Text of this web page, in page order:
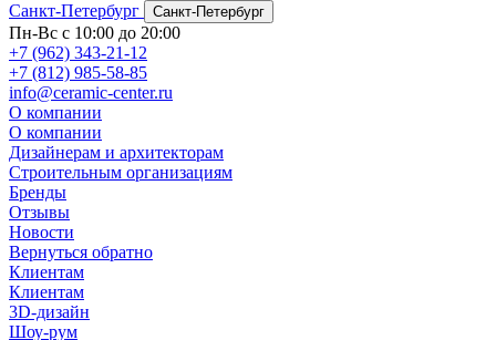
Санкт-Петербург
Санкт-Петербург
Пн-Вс с 10:00 до 20:00
+7 (962) 343-21-12
+7 (812) 985-58-85
info@ceramic-center.ru
О компании
О компании
Дизайнерам и архитекторам
Строительным организациям
Бренды
Отзывы
Новости
Вернуться обратно
Клиентам
Клиентам
3D-дизайн
Шоу-рум